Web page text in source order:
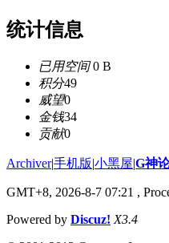
统计信息
已用空间0 B
积分49
威望0
金钱34
贡献0
Archiver|手机版|小黑屋|G神
GMT+8, 2026-8-7 07:21 ,
Powered by Discuz! X3.4